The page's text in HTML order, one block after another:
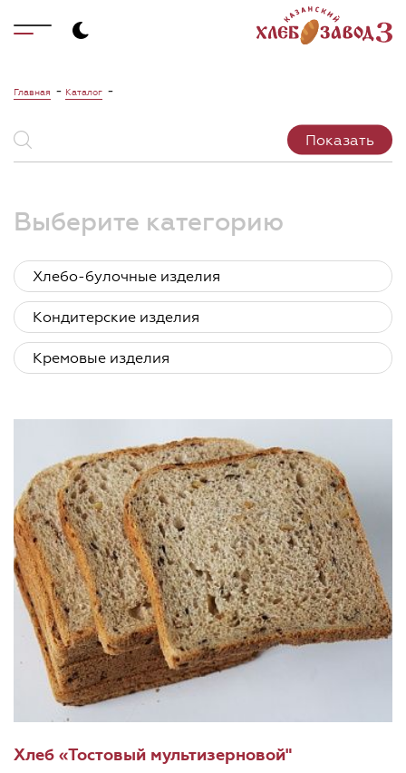
Главная - Каталог -
Выберите категорию
Хлебо-булочные изделия
Кондитерские изделия
Кремовые изделия
Хлеб «Тостовый мультизерновой"